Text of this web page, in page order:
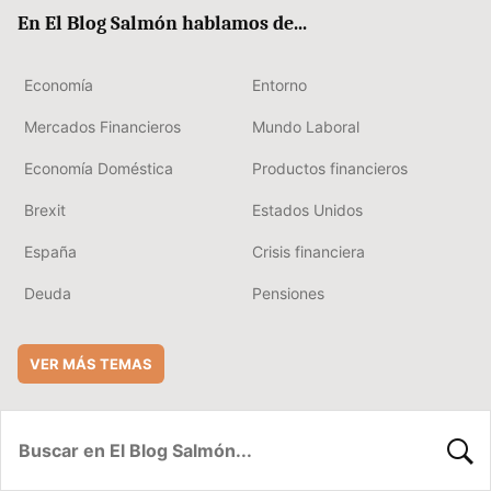
En El Blog Salmón hablamos de...
Economía Entorno
Mercados Financieros Mundo Laboral
Economía Doméstica Productos financieros
Brexit Estados Unidos
España Crisis financiera
Deuda Pensiones
VER MÁS TEMAS